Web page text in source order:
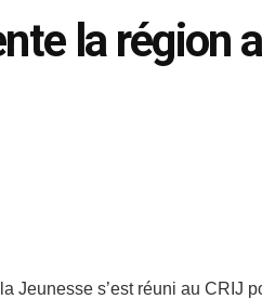
la région
Jeunesse s’est réuni au CRIJ